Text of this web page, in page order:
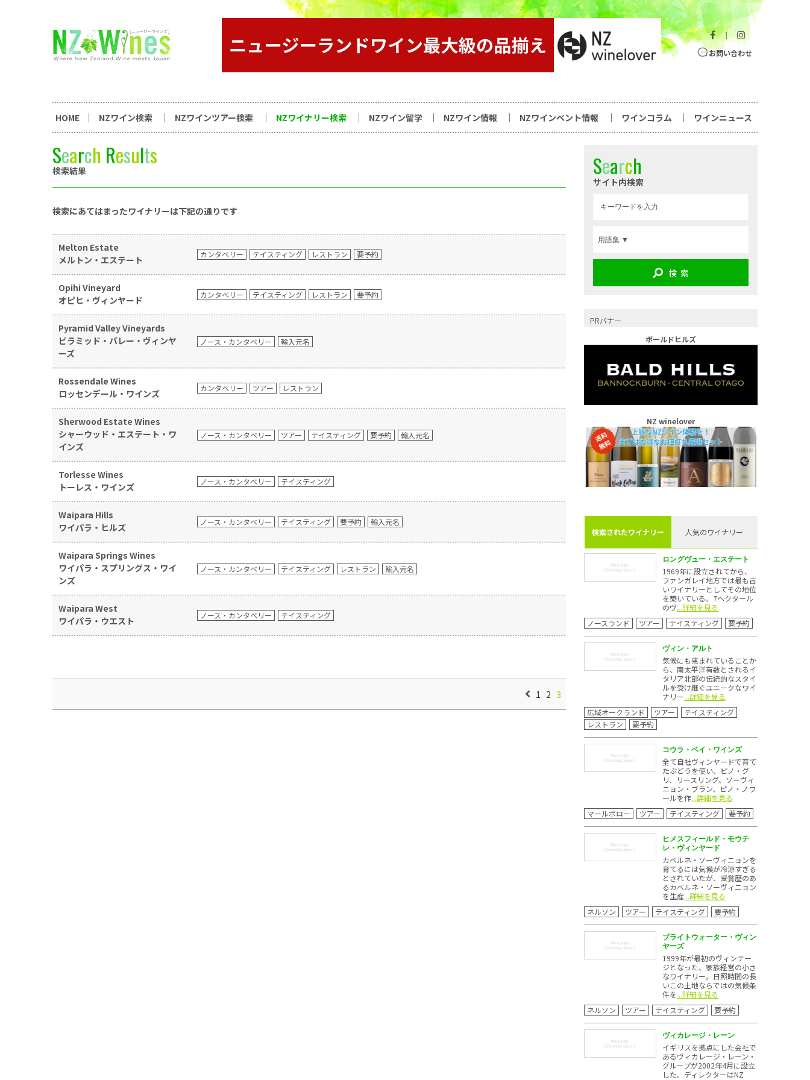
ニュージーランドワイン総合サイト
｜
お問い合わせ
HOME NZワイン検索 NZワインツアー検索 NZワイナリー検索 NZワイン留学 NZワイン情報 NZワインベント情報 ワインコラム ワインニュース
Search Results
検索結果
検索にあてはまったワイナリーは下記の通りです
Melton Estate
メルトン・エステート
カンタベリー テイスティング レストラン 要予約
Opihi Vineyard
オピヒ・ヴィンヤード
カンタベリー テイスティング レストラン 要予約
Pyramid Valley Vineyards
ピラミッド・バレー・ヴィンヤ
ーズ
ノース・カンタベリー 輸入元名
Rossendale Wines
ロッセンデール・ワインズ
カンタベリー ツアー レストラン
Sherwood Estate Wines
シャーウッド・エステート・ワ
インズ
ノース・カンタベリー ツアー テイスティング 要予約 輸入元名
Torlesse Wines
トーレス・ワインズ
ノース・カンタベリー テイスティング
Waipara Hills
ワイパラ・ヒルズ
ノース・カンタベリー テイスティング 要予約 輸入元名
Waipara Springs Wines
ワイパラ・スプリングス・ワイ
ンズ
ノース・カンタベリー テイスティング レストラン 輸入元名
Waipara West
ワイパラ・ウエスト
ノース・カンタベリー テイスティング
1 2 3
Search
サイト内検索
検 索
PRバナー
ボールドヒルズ
NZ winelover
検索されたワイナリー 人気のワイナリー
ロングヴュー・エステート
1969年に設立されてから、
ファンガレイ地方では最も古
いワイナリーとしてその地位
を築いている。7ヘクタール
のヴ...詳細を見る
ノースランド
ツアー テイスティング 要予約
ヴィン・アルト
気候にも恵まれていることか
ら、南太平洋有数とされるイ
タリア北部の伝統的なスタイ
ルを受け継ぐユニークなワイ
ナリー...詳細を見る
広域オークランド
ツアー
テイスティング
レストラン
要予約
コウラ・ベイ・ワインズ
全て自社ヴィンヤードで育て
たぶどうを使い、ピノ・グ
リ、リースリング、ソーヴィ
ニョン・ブラン、ピノ・ノワ
ールを作...詳細を見る
マールボロー
ツアー テイスティング 要予約
ヒメスフィールド・モウテ
レ・ヴィンヤード
カベルネ・ソーヴィニョンを
育てるには気候が冷涼すぎる
とされていたが、受賞歴のあ
るカベルネ・ソーヴィニョン
を生産...詳細を見る
ネルソン
ツアー テイスティング 要予約
ブライトウォーター・ヴィン
ヤーズ
1999年が最初のヴィンテー
ジとなった、家族経営の小さ
なワイナリー。日照時間の長
いこの土地ならではの気候条
件を...詳細を見る
ネルソン
ツアー テイスティング 要予約
ヴィカレージ・レーン
イギリスを拠点にした会社で
あるヴィカレージ・レーン・
グループが2002年4月に設立
した。ディレクターはNZ